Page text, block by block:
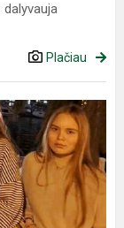
dalyvauja
Plačiau